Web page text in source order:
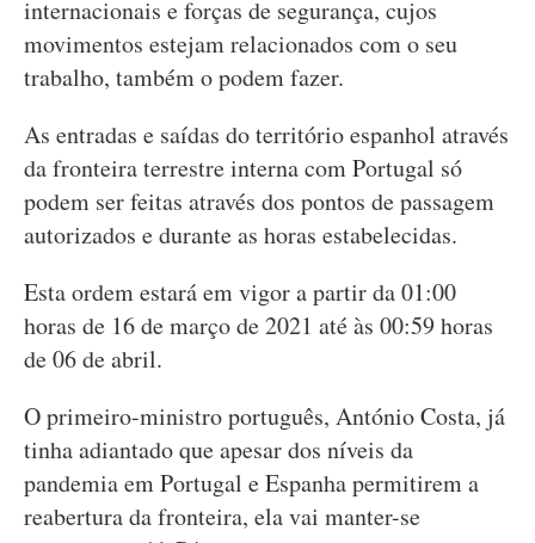
internacionais e forças de segurança, cujos
movimentos estejam relacionados com o seu
trabalho, também o podem fazer.
As entradas e saídas do território espanhol através
da fronteira terrestre interna com Portugal só
podem ser feitas através dos pontos de passagem
autorizados e durante as horas estabelecidas.
Esta ordem estará em vigor a partir da 01:00
horas de 16 de março de 2021 até às 00:59 horas
de 06 de abril.
O primeiro-ministro português, António Costa, já
tinha adiantado que apesar dos níveis da
pandemia em Portugal e Espanha permitirem a
reabertura da fronteira, ela vai manter-se